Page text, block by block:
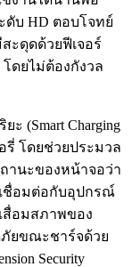
บ HD ตอบโจทย์
ะดุดด้วยฟีเจอร์
ดยไม่ต้องกังวล
(Smart Charging
รี่ โดยช่วยประมวล
านะของหน้าจอว่า
ชื่อมต่อกับอุปกรณ์
สื่อมสภาพของ
ภัยขณะชาร์จด้วย
Security